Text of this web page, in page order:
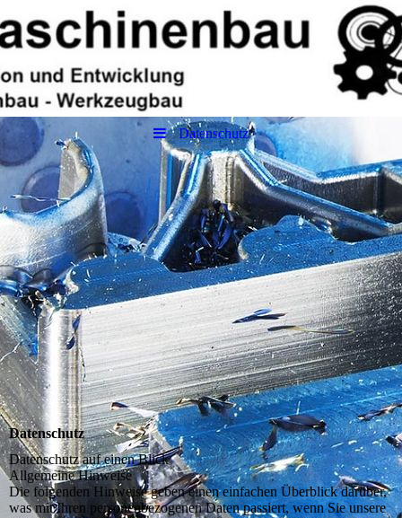
Datenschutz
Datenschutz
Datenschutz auf einen Blick
Allgemeine Hinweise
Die folgenden Hinweise geben einen einfachen Überblick darüber,
was mit Ihren personenbezogenen Daten passiert, wenn Sie unsere